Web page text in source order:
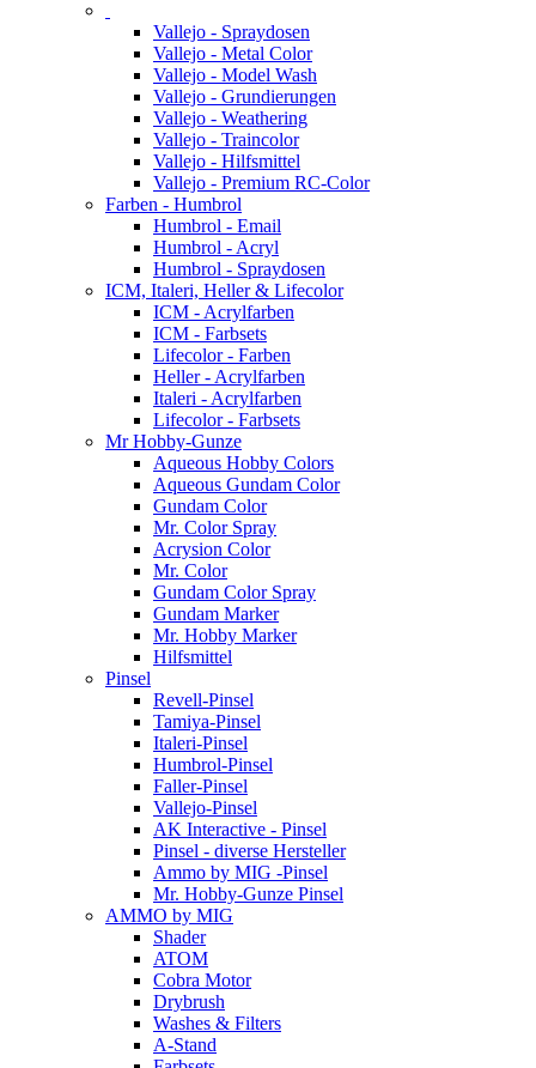
Vallejo - Spraydosen
Vallejo - Metal Color
Vallejo - Model Wash
Vallejo - Grundierungen
Vallejo - Weathering
Vallejo - Traincolor
Vallejo - Hilfsmittel
Vallejo - Premium RC-Color
Farben - Humbrol
Humbrol - Email
Humbrol - Acryl
Humbrol - Spraydosen
ICM, Italeri, Heller & Lifecolor
ICM - Acrylfarben
ICM - Farbsets
Lifecolor - Farben
Heller - Acrylfarben
Italeri - Acrylfarben
Lifecolor - Farbsets
Mr Hobby-Gunze
Aqueous Hobby Colors
Aqueous Gundam Color
Gundam Color
Mr. Color Spray
Acrysion Color
Mr. Color
Gundam Color Spray
Gundam Marker
Mr. Hobby Marker
Hilfsmittel
Pinsel
Revell-Pinsel
Tamiya-Pinsel
Italeri-Pinsel
Humbrol-Pinsel
Faller-Pinsel
Vallejo-Pinsel
AK Interactive - Pinsel
Pinsel - diverse Hersteller
Ammo by MIG -Pinsel
Mr. Hobby-Gunze Pinsel
AMMO by MIG
Shader
ATOM
Cobra Motor
Drybrush
Washes & Filters
A-Stand